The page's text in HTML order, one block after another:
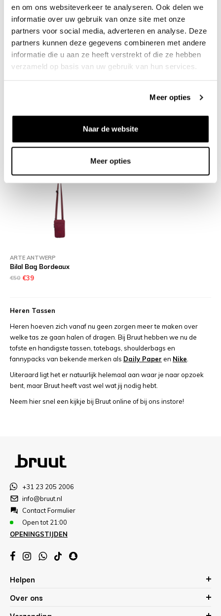
en om ons websiteverkeer te analyseren. Ook delen we
informatie over uw gebruik van onze site met onze
partners voor social media, adverteren en analyse. Deze
partners kunnen deze gegevens combineren met andere
informatie die u aan ze heeft verstrekt of die ze hebben
verzameld op basis van uw gebruik van hun services.
Meer opties
Naar de website
Meer opties
€49 €39 €80
CARHARTT WIP
Essentials Bag Small Black
LMC
System Utility Messenger Bag
Black
€110 €69
ARTE ANTWERP
Bilal Bag Bordeaux
€50 €39
Heren Tassen
Heren hoeven zich vanaf nu geen zorgen meer te maken over
welke tas ze gaan halen of dragen. Bij Bruut hebben we nu de
tofste en handigste tassen, totebags, shoulderbags en
fannypacks van bekende merken als Daily Paper en Nike
Uiteraard ligt het er natuurlijk helemaal aan waar je naar opzoek
bent, maar Bruut heeft vast wel wat jij nodig hebt.
Neem hier snel een kijkje bij Bruut online of bij ons instore!
+31 23 205 2006
info@bruut.nl
Contact Formulier
Open tot 21:00
OPENINGSTIJDEN
Helpen
Over ons